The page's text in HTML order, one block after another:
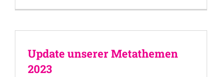
Update unserer Metathemen
2023